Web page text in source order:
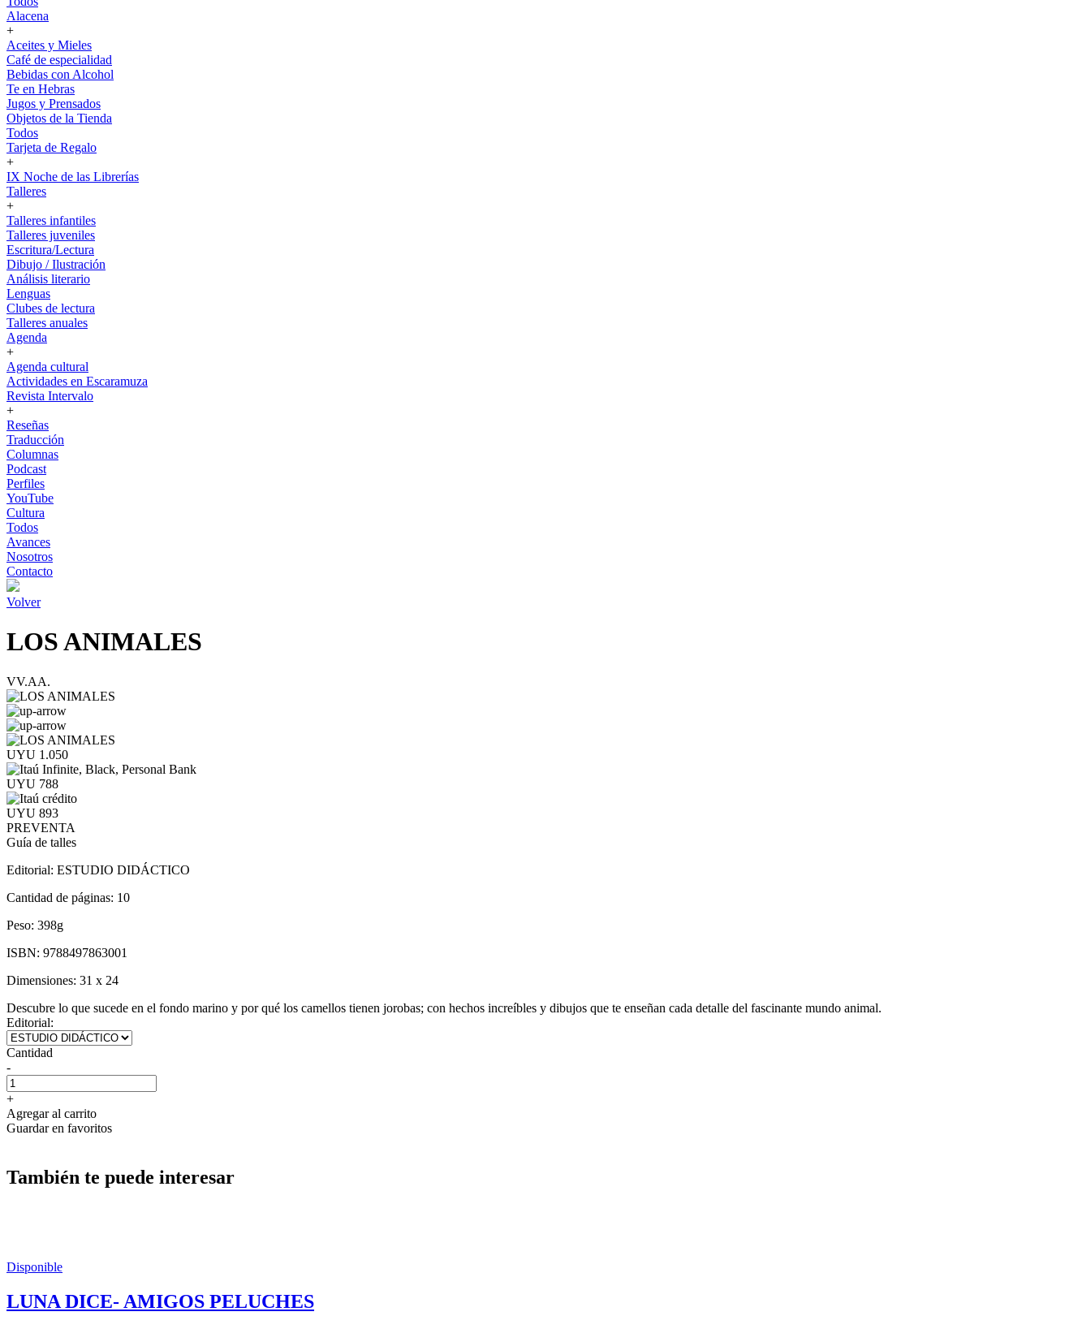
Alacena
+
Aceites y Mieles
Café de especialidad
Bebidas con Alcohol
Te en Hebras
Jugos y Prensados
Objetos de la Tienda
Todos
Tarjeta de Regalo
+
IX Noche de las Librerías
Talleres
+
Talleres infantiles
Talleres juveniles
Escritura/Lectura
Dibujo / Ilustración
Análisis literario
Lenguas
Clubes de lectura
Talleres anuales
Agenda
+
Agenda cultural
Actividades en Escaramuza
Revista Intervalo
+
Reseñas
Traducción
Columnas
Podcast
Perfiles
YouTube
Cultura
Todos
Avances
Nosotros
Contacto
Volver
LOS ANIMALES
VV.AA.
UYU 1.050
UYU 788
UYU 893
PREVENTA
Guía de talles
Editorial: ESTUDIO DIDÁCTICO
Cantidad de páginas: 10
Peso: 398g
ISBN: 9788497863001
Dimensiones: 31 x 24
Descubre lo que sucede en el fondo marino y por qué los camellos tienen jorobas; con hechos increíbles y dibujos que te enseñan cada detalle del fascinante mundo animal.
Editorial:
Cantidad
-
+
Agregar al carrito
Guardar en favoritos
También te puede interesar
Disponible
LUNA DICE- AMIGOS PELUCHES